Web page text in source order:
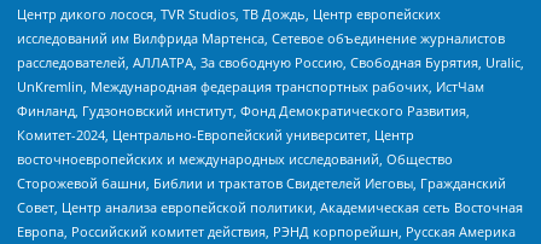
Центр дикого лосося, TVR Studios, ТВ Дождь, Центр европейских
исследований им Вилфрида Мартенса, Сетевое объединение журналистов
расследователей, АЛЛАТРА, За свободную Россию, Свободная Бурятия, Uralic,
UnKremlin, Международная федерация транспортных рабочих, ИстЧам
Финланд, Гудзоновский институт, Фонд Демократического Развития,
Комитет-2024, Центрально-Европейский университет, Центр
восточноевропейских и международных исследований, Общество
Сторожевой башни, Библии и трактатов Свидетелей Иеговы, Гражданский
Совет, Центр анализа европейской политики, Академическая сеть Восточная
Европа, Российский комитет действия, РЭНД корпорейшн, Русская Америка